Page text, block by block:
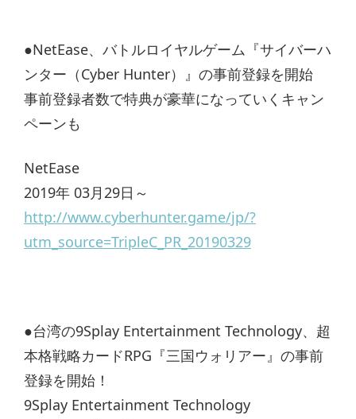
●NetEase、バトルロイヤルゲーム『サイバーハ
ンター（Cyber Hunter）』の事前登録を開始
事前登録者数で特典が豪華になっていくキャン
ペーンも
NetEase
2019年 03月29日～
http://www.cyberhunter.game/jp/?
utm_source=TripleC_PR_20190329
●台湾の9Splay Entertainment Technology、超
本格戦略カードRPG『三国ウォリアー』の事前
登録を開始！
9Splay Entertainment Technology